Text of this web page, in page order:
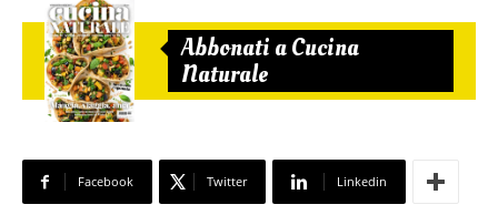
Abbonati a Cucina
Naturale
Facebook Twitter Linkedin